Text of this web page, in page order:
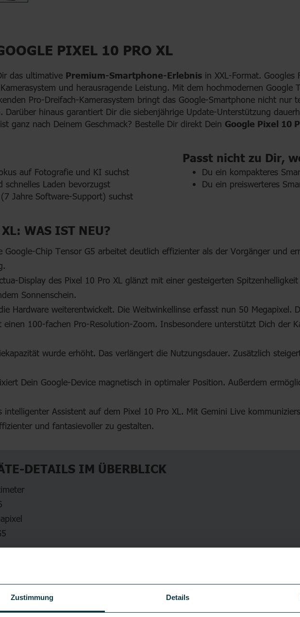
Zustimmung Details
PIXEL 10 PRO XL
das ultimative Premium-Smartphone-Erlebnis in XXL-Format.
und herausragende Leistung. Mit dem hochmodernen Google
Pro-Dreifach-Kamerasystem bringt das Google-Smartphone nicht nur
Darüber hinaus garantiert Dir die siebenjährige Update-Unterstützung
ganz nach Deinem Geschmack? Bestelle Dir direkt Dein Google Pixel 10
auf Fotografie und KI suchst
schnelles Laden bevorzugst
Jahre Software-Support) suchst
Passt nicht zu Dir,
Du ein kompakteres
Du ein preiswerteres
WAS IST NEU?
Google-Chip Tensor G5 arbeitet deutlich effizienter als der Vorgänger und
Display des Pixel 10 Pro XL glänzt mit einer gesteigerten
Sonnenschein.
Hardware weiterentwickelt. Die Weitwinkellinse erfasst nun 50 Megapixel.
100-fachen Pro-Resolution-Zoom. Insbesondere unterstützt Dich der
wurde erhöht. Das verlängert die Nutzungsdauer. Zusätzlich
Dein Google-Device magnetisch in optimaler Position. Außerdem
intelligenter Assistent auf dem Pixel 10 Pro XL. Mit Gemini Live
und fantasievoller zu gestalten.
DETAILS IM ÜBERBLICK
Netzteil zum schnellen